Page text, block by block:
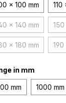
x 100 mm 110
x 140 mm
(Diese Option
x 180 mm
(Diese Option190
in mm
mm 1000 mm